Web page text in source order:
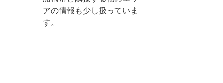
アの情報も少し扱っていま
す。